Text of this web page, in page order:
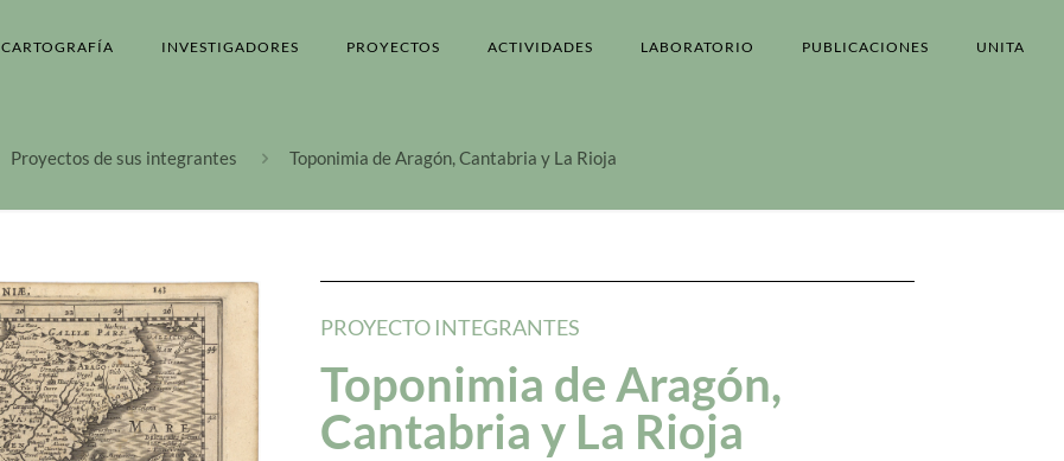
CARTOGRAFÍA INVESTIGADORES PROYECTOS ACTIVIDADES LABORATORIO PUBLICACIONES UNITA
Proyectos de sus integrantes Toponimia de Aragón, Cantabria y La Rioja
PROYECTO INTEGRANTES
Toponimia de Aragón,
Cantabria y La Rioja